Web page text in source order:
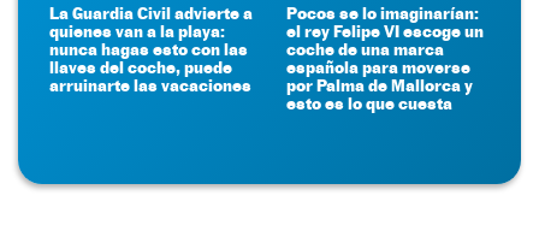
La Guardia Civil advierte a
quienes van a la playa:
nunca hagas esto con las
llaves del coche, puede
arruinarte las vacaciones
Pocos se lo imaginarían:
el rey Felipe VI escoge un
coche de una marca
española para moverse
por Palma de Mallorca y
esto es lo que cuesta